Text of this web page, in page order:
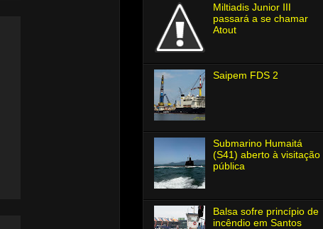
Miltiadis Junior Ⅲ
passará a se chamar
Atout
Saipem FDS 2
Submarino Humaitá
(S41) aberto à visitação
pública
Balsa sofre princípio de
incêndio em Santos